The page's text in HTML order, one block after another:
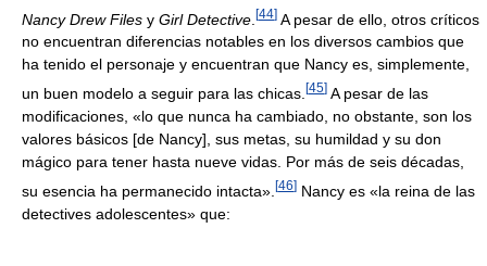
Nancy Drew Files y Girl Detective [44] A pesar de ello, otros críticos
no encuentran diferencias notables en los diversos cambios que
ha tenido el personaje y encuentran que Nancy es, simplemente,
un buen modelo a seguir para las chicas. [45] A pesar de las
modificaciones, «lo que nunca ha cambiado, no obstante, son los
valores básicos [de Nancy], sus metas, su humildad y su don
mágico para tener hasta nueve vidas. Por más de seis décadas,
su esencia ha permanecido intacta». [46] Nancy es «la reina de las
detectives adolescentes» que: